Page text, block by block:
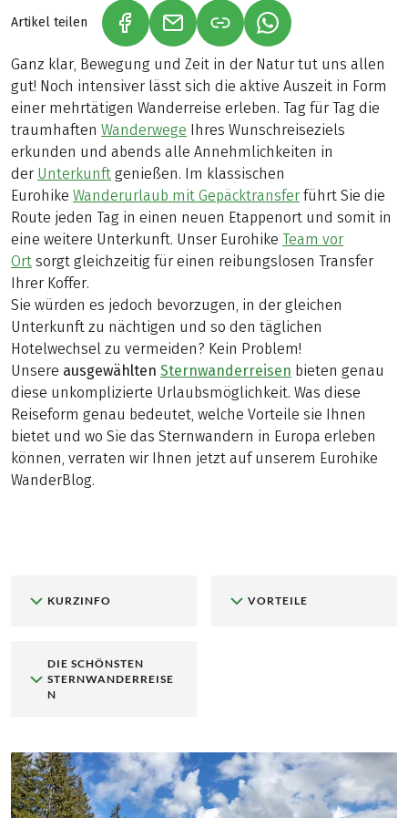
Artikel teilen (LINK ÖFFNET IN NEUEM TAB)
(LINK ÖFFNET IN NEUEM TAB)
(LINK ÖFFNET IN
Ganz klar, Bewegung und Zeit in der Natur tut uns allen
gut! Noch intensiver lässt sich die aktive Auszeit in Form
einer mehrtätigen Wanderreise erleben. Tag für Tag die
traumhaften Wanderwege Ihres Wunschreiseziels
erkunden und abends alle Annehmlichkeiten in
der Unterkunft genießen. Im klassischen
Eurohike Wanderurlaub mit Gepäcktransfer führt Sie die
Route jeden Tag in einen neuen Etappenort und somit in
eine weitere Unterkunft. Unser Eurohike Team vor
Ort sorgt gleichzeitig für einen reibungslosen Transfer
Ihrer Koffer.
Sie würden es jedoch bevorzugen, in der gleichen
Unterkunft zu nächtigen und so den täglichen
Hotelwechsel zu vermeiden? Kein Problem!
Unsere ausgewählten Sternwanderreisen bieten genau
diese unkomplizierte Urlaubsmöglichkeit. Was diese
Reiseform genau bedeutet, welche Vorteile sie Ihnen
bietet und wo Sie das Sternwandern in Europa erleben
können, verraten wir Ihnen jetzt auf unserem Eurohike
WanderBlog.
KURZINFO VORTEILE
DIE SCHÖNSTEN
STERNWANDERREISE
N